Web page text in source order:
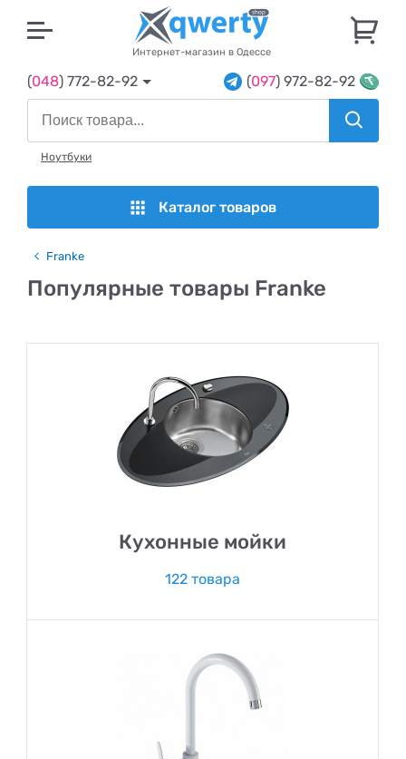
Интернет-магазин в Одессе
(048) 772-82-92 (097) 972-82-92
Ноутбуки
Каталог товаров
Franke
Популярные товары Franke
Кухонные мойки
122 товара